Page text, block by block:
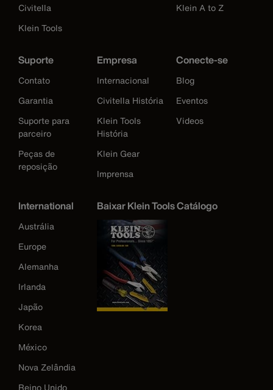
Civitella
Klein Tools
Klein A to Z
Suporte
Contato
Garantia
Suporte para
parceiro
Peças de
reposição
Empresa
Internacional
Civitella História
Klein Tools
História
Klein Gear
Imprensa
Conecte-se
Blog
Eventos
Videos
International
Austrália
Europe
Alemanha
Irlanda
Japão
Korea
México
Nova Zelândia
Reino Unido
Baixar Klein Tools Catálogo